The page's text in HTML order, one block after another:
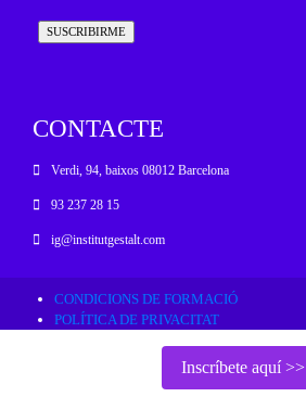
Inscríbete aquí >>
CONTACTE
Verdi, 94, baixos 08012 Barcelona
93 237 28 15
ig@institutgestalt.com
CONDICIONS DE FORMACIÓ
POLÍTICA DE PRIVACITAT
POLÍTICA DE COOKIES